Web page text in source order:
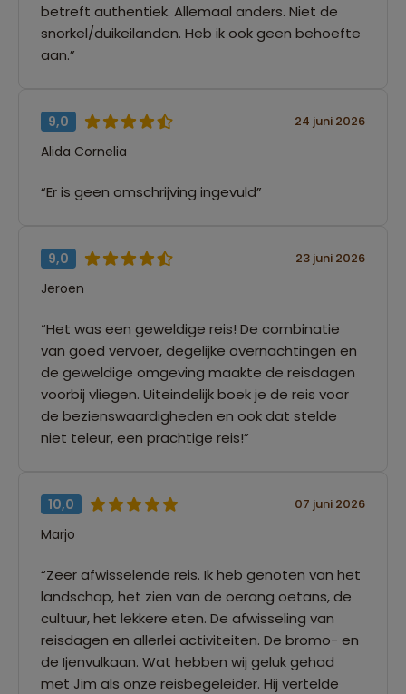
betreft authentiek. Allemaal anders. Niet de
snorkel/duikeilanden. Heb ik ook geen behoefte
aan.”
9,0 24 juni 2026
Alida Cornelia
“Er is geen omschrijving ingevuld”
9,0 23 juni 2026
Jeroen
“Het was een geweldige reis! De combinatie
van goed vervoer, degelijke overnachtingen en
de geweldige omgeving maakte de reisdagen
voorbij vliegen. Uiteindelijk boek je de reis voor
de bezienswaardigheden en ook dat stelde
niet teleur, een prachtige reis!”
10,0 07 juni 2026
Marjo
“Zeer afwisselende reis. Ik heb genoten van het
landschap, het zien van de oerang oetans, de
cultuur, het lekkere eten. De afwisseling van
reisdagen en allerlei activiteiten. De bromo- en
de Ijenvulkaan. Wat hebben wij geluk gehad
met Jim als onze reisbegeleider. Hij vertelde